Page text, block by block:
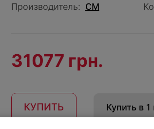
Производитель: CM
31077 грн.
КУПИТЬ Купить в 1